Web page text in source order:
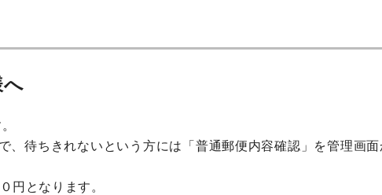
待ちきれないという方には「普通郵便内容確認」を管理画面
円となります。